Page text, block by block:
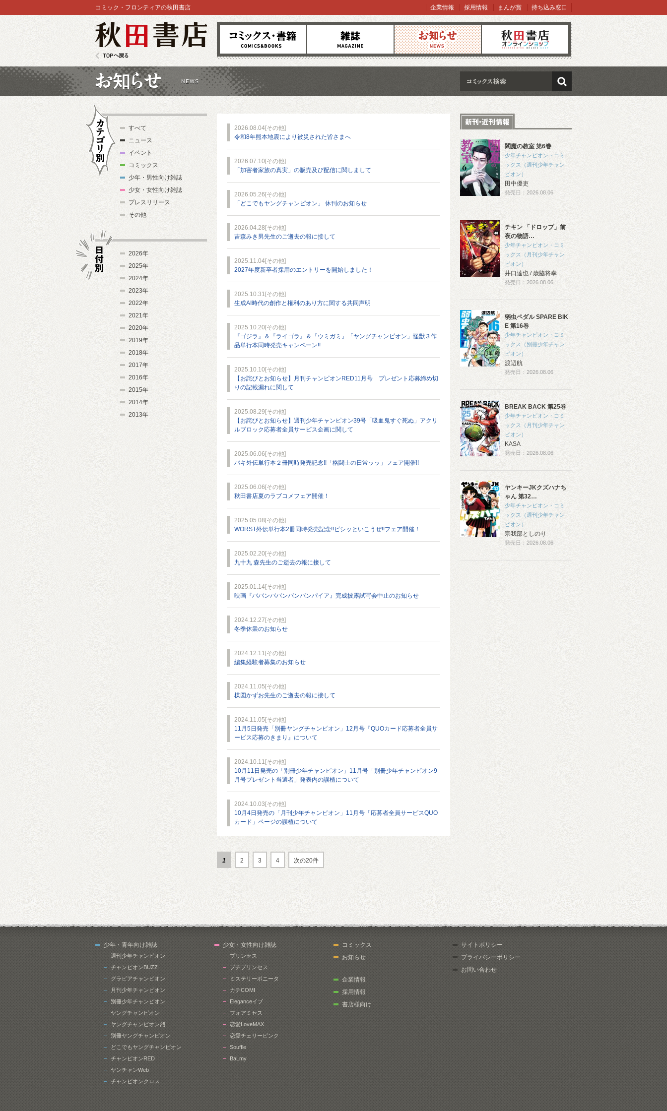
秋田書店
コミックス 雑誌 お知らせ オンラインショップ
TOPへ戻る
コミック・フロンティアの秋田書店 企業情報 採用情報 まんが賞 持ち込み窓口
検索
2026.08.04[その他]
令和8年熊本地震により被災された皆さまへ
2026.07.10 [その他]
「加害者家族の真実」の販売及び配信に関しまして
2026.05.26 [その他]
「どこでもヤングチャンピオン」 休刊のお知らせ
2026.04.28 [その他]
吉森みき男先生のご逝去の報に接して
2025.11.04[その他]
2027年度新卒者採用のエントリーを開始しました！
2025.10.31 [その他]
生成AI時代の創作と権利のあり方に関する共同声明
2025.10.20 [その他]
『ゴジラ』＆『ライゴラ』＆『ウミガミ』「ヤングチャンピオン」怪獣３作
品単行本同時発売キャンペーン!!
2025.10.10 [その他]
【お詫びとお知らせ】月刊チャンピオンRED11月号 プレゼント応募締め切
りの記載漏れに関して
2025.08.29 [その他]
【お詫びとお知らせ】週刊少年チャンピオン39号「吸血鬼すぐ死ぬ」アクリ
ルブロック応募者全員サービス企画に関して
2025.06.06 [その他]
バキ外伝単行本２冊同時発売記念!!「格闘士の日常ッッ」フェア開催!!
2025.06.06 [その他]
秋田書店夏のラブコメフェア開催！
2025.05.08 [その他]
WORST外伝単行本2冊同時発売記念!!ビシッといこうぜ!!フェア開催！
2025.02.20 [その他]
九十九 森先生のご逝去の報に接して
2025.01.14[その他]
映画『ババンババンバンバンパイア』完成披露試写会中止のお知らせ
2024.12.27 [その他]
冬季休業のお知らせ
2024.12.11 [その他]
編集経験者募集のお知らせ
2024.11.05 [その他]
楳図かずお先生のご逝去の報に接して
2024.11.05 [その他]
11月5日発売「別冊ヤングチャンピオン」12月号『QUOカード応募者全員サ
ービス応募のきまり』について
2024.10.11 [その他]
10月11日発売の「別冊少年チャンピオン」11月号「別冊少年チャンピオン9
月号プレゼント当選者」発表内の誤植について
2024.10.03 [その他]
10月4日発売の「月刊少年チャンピオン」11月号「応募者全員サービスQUO
カード」ページの誤植について
1 2 3 4 次の20件
閻魔の教室 第6巻
少年チャンピオン・コミ
ックス（週刊少年チャン
ピオン）
田中優吏
発売日：2026.08.06
チキン 「ドロップ」前
夜の物語…
少年チャンピオン・コミ
ックス（月刊少年チャン
ピオン）
井口達也 / 歳脇将幸
発売日：2026.08.06
弱虫ペダル SPARE BIK
E 第16巻
少年チャンピオン・コミ
ックス（別冊少年チャン
ピオン）
渡辺航
発売日：2026.08.06
BREAK BACK 第25巻
少年チャンピオン・コミ
ックス（月刊少年チャン
ピオン）
KASA
発売日：2026.08.06
ヤンキーJKクズハナち
ゃん 第32…
少年チャンピオン・コミ
ックス（週刊少年チャン
ピオン）
宗我部としのり
発売日：2026.08.06
すべて
ニュース
イベント
コミックス
少年・男性向け雑誌
少女・女性向け雑誌
プレスリリース
その他
2026年
2025年
2024年
2023年
2022年
2021年
2020年
2019年
2018年
2017年
2016年
2015年
2014年
2013年
少年・青年向け雑誌
週刊少年チャンピオン
チャンピオンBUZZ
グラビアチャンピオン
月刊少年チャンピオン
別冊少年チャンピオン
ヤングチャンピオン
ヤングチャンピオン烈
別冊ヤングチャンピオン
どこでもヤングチャンピオン
チャンピオンRED
ヤンチャンWeb
チャンピオンクロス
少女・女性向け雑誌
プリンセス
プチプリンセス
ミステリーボニータ
カチCOMI
Eleganceイブ
フォアミセス
恋愛LoveMAX
恋愛チェリーピンク
Souffle
BaLmy
コミックス
お知らせ
企業情報
採用情報
書店様向け
サイトポリシー
プライバシーポリシー
お問い合わせ